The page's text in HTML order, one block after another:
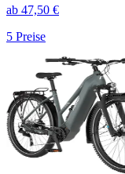
ab 47,50 €
5 Preise